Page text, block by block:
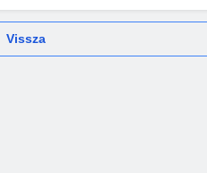
Vissza